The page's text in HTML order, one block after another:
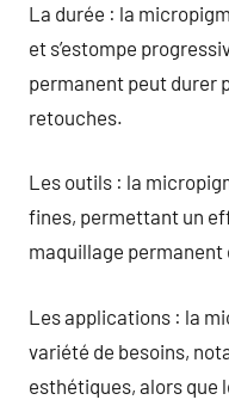
La durée : la
et s’estompe
permanent peut durer
retouches.
Les outils : la
fines, permettant un
maquillage
Les applications : la
variété de besoins,
esthétiques, alors que